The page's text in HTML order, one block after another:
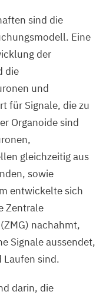
sind die
Eine
der
die
und
für Signale, die zu
Organoide sind
gleichzeitig aus
sowie
entwickelte sich
Zentrale
ZMG) nachahmt,
Signale aussendet,
Laufen sind.
darin, die